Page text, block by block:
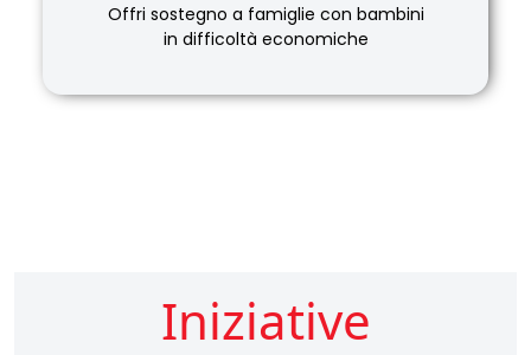
Offri sostegno a famiglie con bambini
in difficoltà economiche
Iniziative